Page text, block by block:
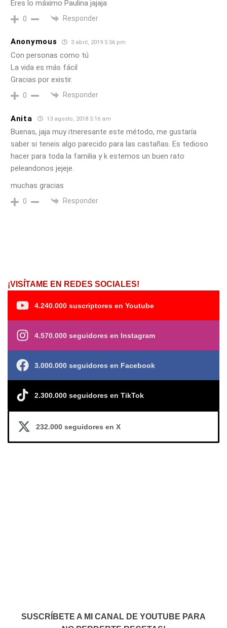
Eres lo máximo Paulina jajaja
0 Responder
Anonymous 3 abril, 2019 5:56 pm
Con personas como tú
La vida es más fácil
Gracias por existir.
0 Responder
Anita 13 agosto, 2018 5:16 am
Buenas, jaja muy itneresante este método, me gustaría
saber si teneis algo parecido para las castañas. Es tedioso
hacer para toda la familia y k estemos un buen rato
peleandonos jejeje.
muchas gracias
0 Responder
¡VISÍTAME EN REDES SOCIALES!
4.240.000 suscriptores en Youtube
4.570.000 seguidores en Instagram
3.000.000 seguidores en Facebook
2.300.000 seguidores en TikTok
232.000 seguidores en X
SUSCRÍBETE A MI CANAL DE YOUTUBE PARA